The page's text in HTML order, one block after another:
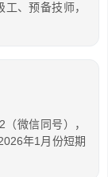
、预备技师，
微信同号），
年1月份短期